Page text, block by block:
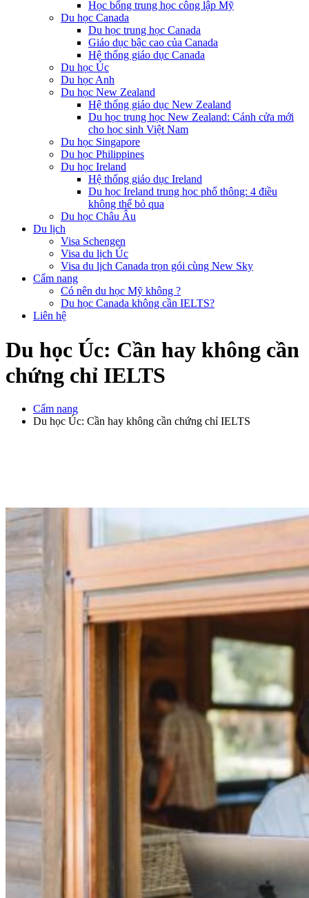
Học bổng trung học công lập Mỹ
Du học Canada
Du học trung học Canada
Giáo dục bậc cao của Canada
Hệ thống giáo dục Canada
Du học Úc
Du học Anh
Du học New Zealand
Hệ thống giáo dục New Zealand
Du học trung học New Zealand: Cánh cửa mới
cho học sinh Việt Nam
Du học Singapore
Du học Philippines
Du học Ireland
Hệ thống giáo dục Ireland
Du học Ireland trung học phổ thông: 4 điều
không thể bỏ qua
Du học Châu Âu
Du lịch
Visa Schengen
Visa du lịch Úc
Visa du lịch Canada trọn gói cùng New Sky
Cẩm nang
Có nên du học Mỹ không ?
Du học Canada không cần IELTS?
Liên hệ
Du học Úc: Cần hay không cần
chứng chỉ IELTS
Cẩm nang
Du học Úc: Cần hay không cần chứng chỉ IELTS